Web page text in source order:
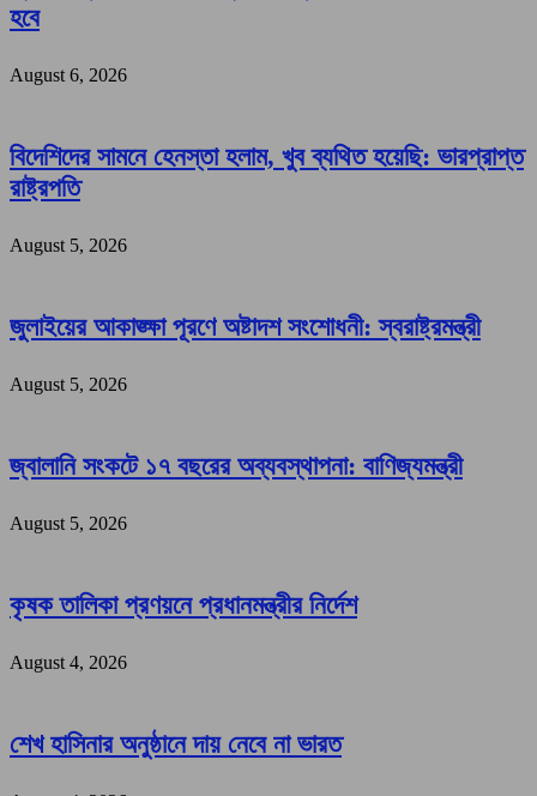
হবে
August 6, 2026
বিদেশিদের সামনে হেনস্তা হলাম, খুব ব্যথিত হয়েছি: ভারপ্রাপ্ত
রাষ্ট্রপতি
August 5, 2026
জুলাইয়ের আকাঙ্ক্ষা পূরণে অষ্টাদশ সংশোধনী: স্বরাষ্ট্রমন্ত্রী
August 5, 2026
জ্বালানি সংকটে ১৭ বছরের অব্যবস্থাপনা: বাণিজ্যমন্ত্রী
August 5, 2026
কৃষক তালিকা প্রণয়নে প্রধানমন্ত্রীর নির্দেশ
August 4, 2026
শেখ হাসিনার অনুষ্ঠানে দায় নেবে না ভারত